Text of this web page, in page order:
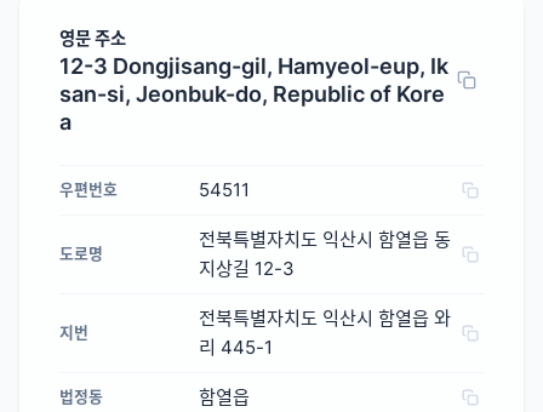
영문 주소
12-3 Dongjisang-gil, Hamyeol-eup, Ik
san-si, Jeonbuk-do, Republic of Kore
a
우편번호 54511
도로명
전북특별자치도 익산시 함열읍 동
지상길 12-3
지번
전북특별자치도 익산시 함열읍 와
리 445-1
법정동 함열읍